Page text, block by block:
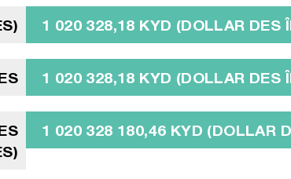
1 020 328,18 KYD (DOLLAR DES
1 020 328,18 KYD (DOLLAR DES
1 020 328 180,46 KYD (DOLLAR